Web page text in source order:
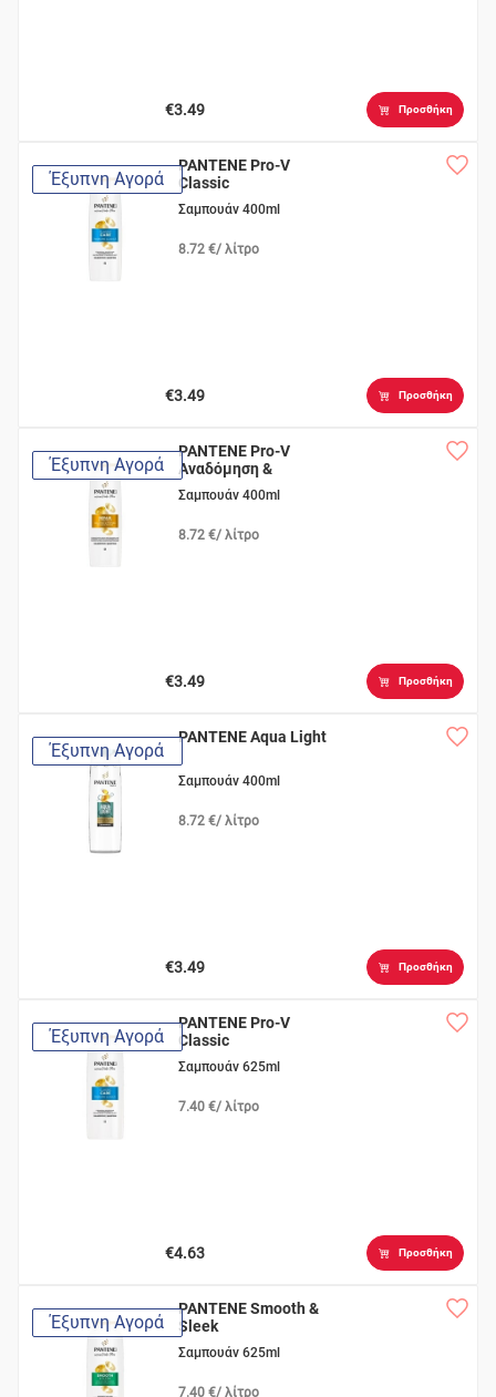
€3.49 Προσθήκη
Έξυπνη Αγορά
PANTENE Pro-V
Classic
Σαμπουάν 400ml
8.72 €/ λίτρο
€3.49 Προσθήκη
Έξυπνη Αγορά
PANTENE Pro-V
Αναδόμηση &
Προστασία
Σαμπουάν 400ml
8.72 €/ λίτρο
€3.49 Προσθήκη
Έξυπνη Αγορά
PANTENE Aqua Light
Σαμπουάν 400ml
8.72 €/ λίτρο
€3.49 Προσθήκη
Έξυπνη Αγορά
PANTENE Pro-V
Classic
Σαμπουάν 625ml
7.40 €/ λίτρο
€4.63 Προσθήκη
Έξυπνη Αγορά
PANTENE Smooth &
Sleek
Σαμπουάν 625ml
7.40 €/ λίτρο